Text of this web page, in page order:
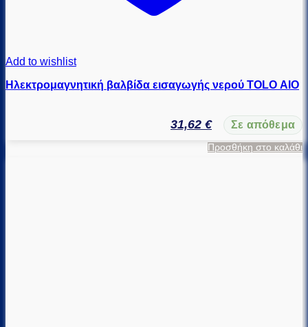
Add to wishlist
Ηλεκτρομαγνητική βαλβίδα εισαγωγής νερού TOLO ΑΙΟ
31,62 € Σε απόθεμα
Προσθήκη στο καλάθι